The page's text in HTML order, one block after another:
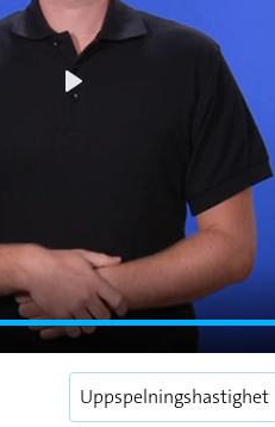
Uppspelningshastighet